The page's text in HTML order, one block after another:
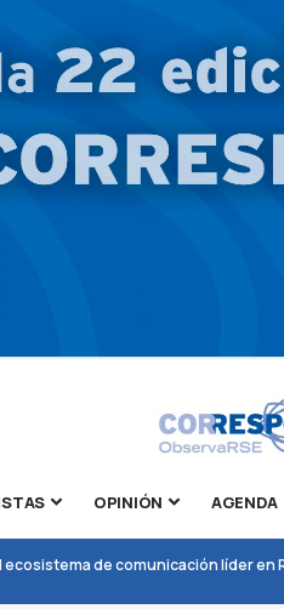
OPINIÓN AGENDA
de comunicación líder en